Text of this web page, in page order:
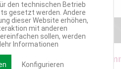
Werde Teil der Miweba
den technischen Betrieb
gesetzt werden. Andere
dieser Website erhöhen,
mit anderen
sollen, werden
Informationen
Konfigurieren